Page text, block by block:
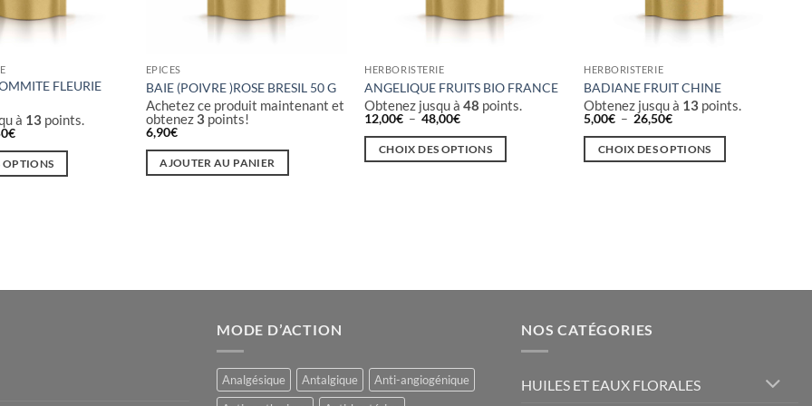
FLEURIE
à 13 points.
€Plage
prix :
7,50€
OPTIONS
EPICES
BAIE (POIVRE )ROSE BRESIL 50 G
Achetez ce produit maintenant et
obtenez3 points!
6,90€
AJOUTER AU PANIER
HERBORISTERIE
ANGELIQUE FRUITS BIO FRANCE
Obtenez jusqu à48 points.
12,00€ –48,00€Plage
prix :
12,00€
CHOIX DES OPTIONS
sur
la
HERBORISTERIE
BADIANE FRUIT CHINE
Obtenez jusqu à 13 points.
5,00€ – 26,50€Plage
prix :
5,00€
CHOIX DES OPTIONS
être
sur
MODE D’ACTION
Analgésique Antalgique
Anti-angiogénique
NOS CATÉGORIES
HUILES ET EAUX FLORALES